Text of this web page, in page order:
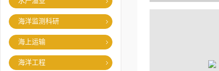
海洋监测科研
海上运输
海洋工程
统